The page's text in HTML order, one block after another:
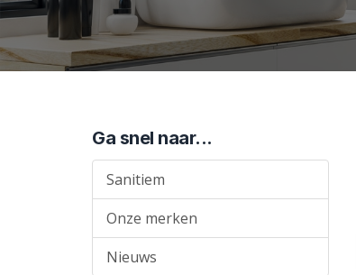
Ga snel naar...
Sanitiem
Onze merken
Nieuws